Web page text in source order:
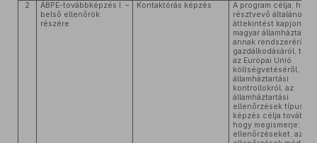
2
ÁBPE-továbbképzés I. –
belső ellenőrök
részére
Kontaktórás képzés
A program célja, hogy
résztvevő általános
áttekintést kapjon a
magyar
annak rendszeréről és
gazdálkodásáról,
az Európai Unió
költségvetéséről, az
államháztartási
kontrollokról, az
államháztartási
ellenőrzések
képzés célja továbbá,
hogy megismerje: a
ellenőrzéseket, az